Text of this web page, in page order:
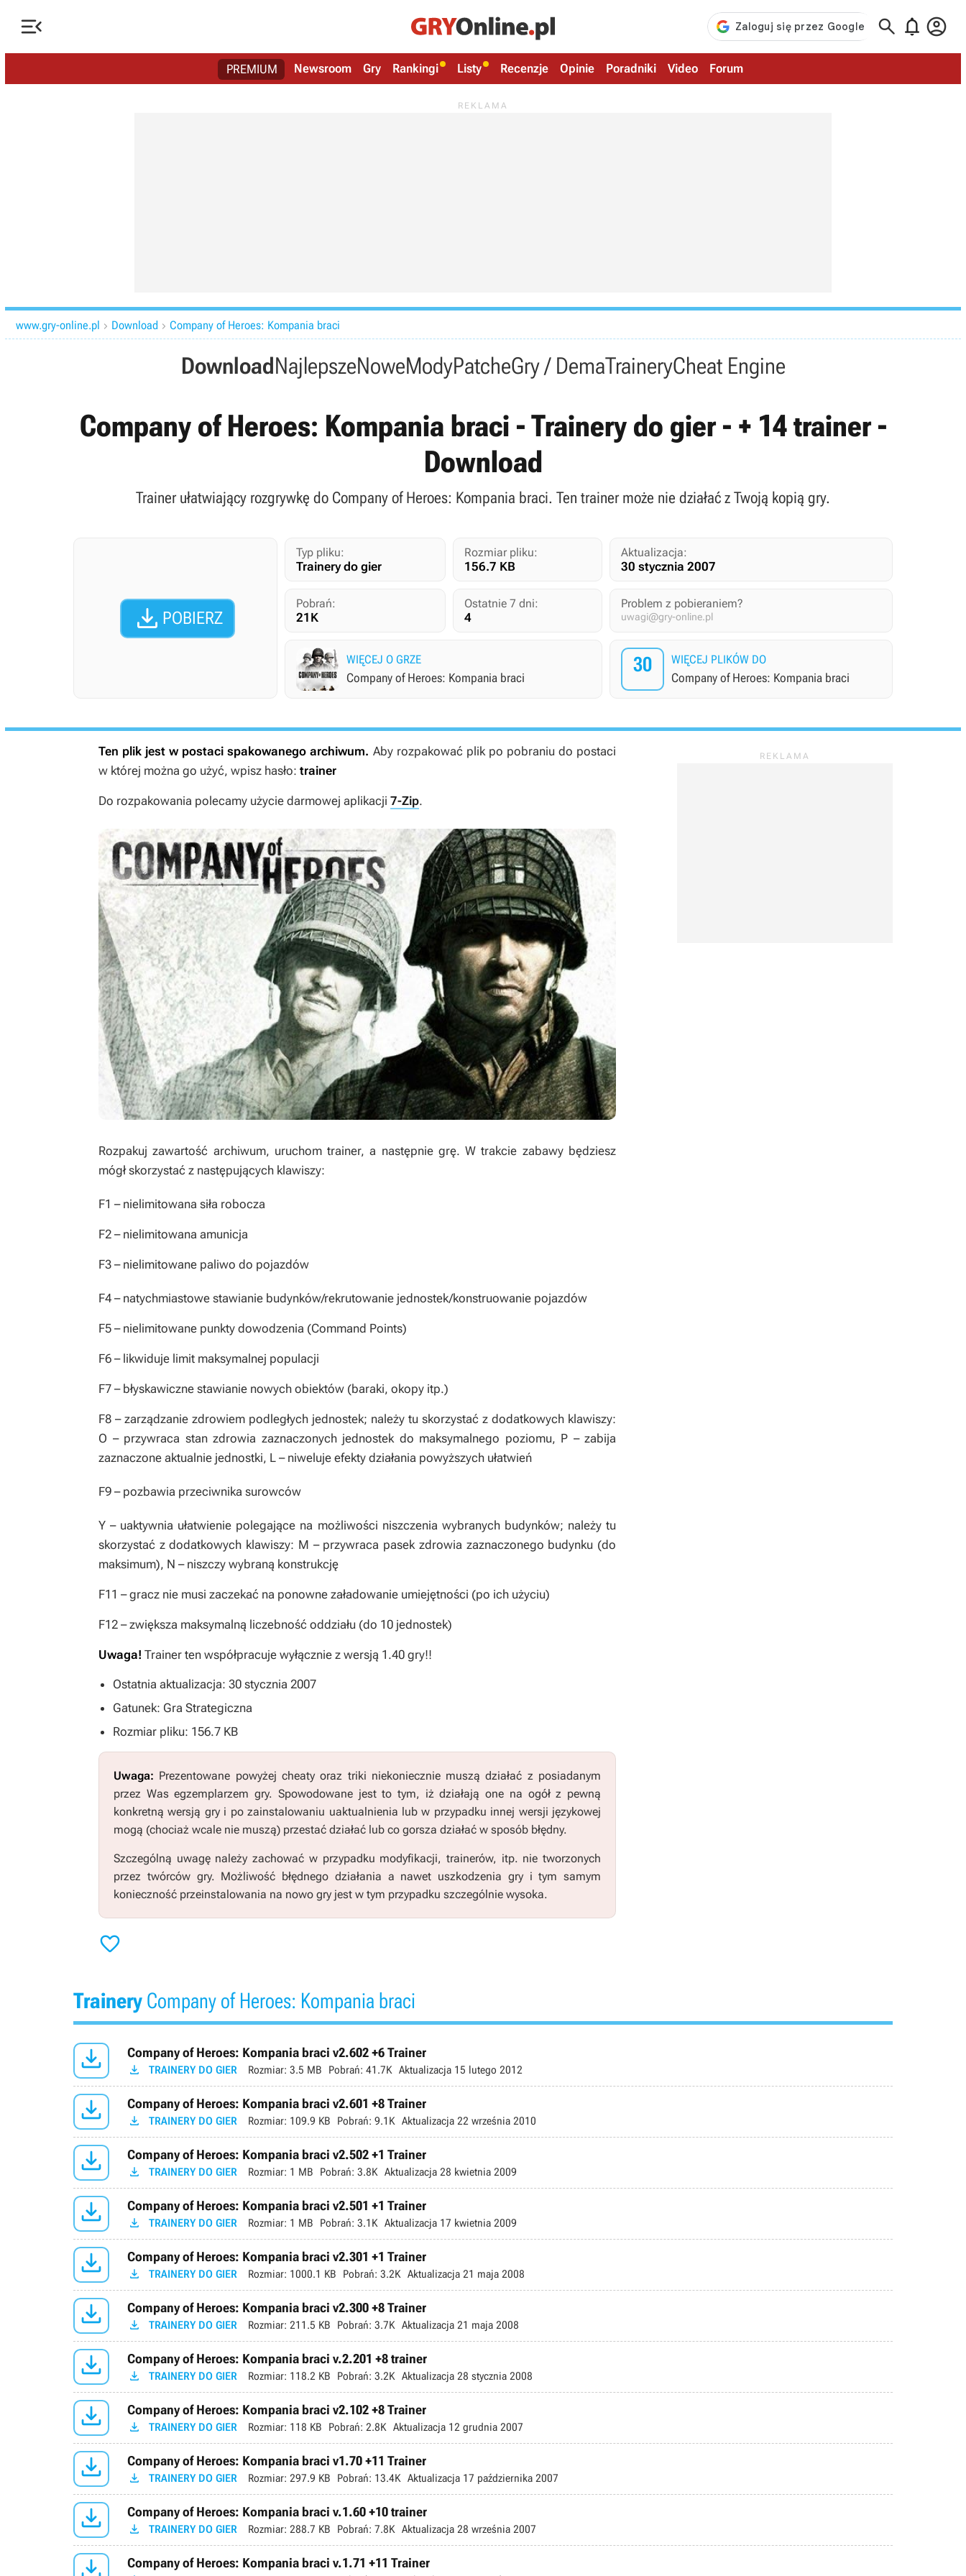
   
PREMIUM Newsroom Gry Rankingi Listy Recenzje Opinie Poradniki Video Forum
www.gry-online.pl  Download  Company of Heroes: Kompania braci
DownloadNajlepszeNoweModyPatcheGry / DemaTraineryCheat Engine
Company of Heroes: Kompania braci - Trainery do gier - + 14 trainer -
Download
Trainer ułatwiający rozgrywkę do Company of Heroes: Kompania braci. Ten trainer może nie działać z Twoją kopią gry.
 POBIERZ
Typ pliku:
Trainery do gier
Rozmiar pliku:
156.7 KB
Aktualizacja:
30 stycznia 2007
Pobrań:
21K
Ostatnie 7 dni:
4
Problem z pobieraniem?
uwagi@gry-online.pl
WIĘCEJ O GRZE
Company of Heroes: Kompania braci
30 WIĘCEJ PLIKÓW DO
Company of Heroes: Kompania braci
Ten plik jest w postaci spakowanego archiwum. Aby rozpakować plik po pobraniu do postaci
w której można go użyć, wpisz hasło: trainer
Do rozpakowania polecamy użycie darmowej aplikacji 7-Zip.
Rozpakuj zawartość archiwum, uruchom trainer, a następnie grę. W trakcie zabawy będziesz
mógł skorzystać z następujących klawiszy:
F1 – nielimitowana siła robocza
F2 – nielimitowana amunicja
F3 – nielimitowane paliwo do pojazdów
F4 – natychmiastowe stawianie budynków/rekrutowanie jednostek/konstruowanie pojazdów
F5 – nielimitowane punkty dowodzenia (Command Points)
F6 – likwiduje limit maksymalnej populacji
F7 – błyskawiczne stawianie nowych obiektów (baraki, okopy itp.)
F8 – zarządzanie zdrowiem podległych jednostek; należy tu skorzystać z dodatkowych klawiszy:
O – przywraca stan zdrowia zaznaczonych jednostek do maksymalnego poziomu, P – zabija
zaznaczone aktualnie jednostki, L – niweluje efekty działania powyższych ułatwień
F9 – pozbawia przeciwnika surowców
Y– uaktywnia ułatwienie polegające na możliwości niszczenia wybranych budynków; należy tu
skorzystać z dodatkowych klawiszy: M – przywraca pasek zdrowia zaznaczonego budynku (do
maksimum), N – niszczy wybraną konstrukcję
F11 – gracz nie musi zaczekać na ponowne załadowanie umiejętności (po ich użyciu)
F12 – zwiększa maksymalną liczebność oddziału (do 10 jednostek)
Uwaga! Trainer ten współpracuje wyłącznie z wersją 1.40 gry!!
Ostatnia aktualizacja: 30 stycznia 2007
Gatunek: Gra Strategiczna
Rozmiar pliku: 156.7 KB
Uwaga: Prezentowane powyżej cheaty oraz triki niekoniecznie muszą działać z posiadanym
przez Was egzemplarzem gry. Spowodowane jest to tym, iż działają one na ogół z pewną
konkretną wersją gry i po zainstalowaniu uaktualnienia lub w przypadku innej wersji językowej
mogą (chociaż wcale nie muszą) przestać działać lub co gorsza działać w sposób błędny.
Szczególną uwagę należy zachować w przypadku modyfikacji, trainerów, itp. nie tworzonych
przez twórców gry. Możliwość błędnego działania a nawet uszkodzenia gry i tym samym
konieczność przeinstalowania na nowo gry jest w tym przypadku szczególnie wysoka.

Trainery Company of Heroes: Kompania braci
 Company of Heroes: Kompania braci v2.602 +6 Trainer
 TRAINERY DO GIER Rozmiar: 3.5 MB Pobrań: 41.7K Aktualizacja 15 lutego 2012
 Company of Heroes: Kompania braci v2.601 +8 Trainer
 TRAINERY DO GIER Rozmiar: 109.9 KB Pobrań: 9.1K Aktualizacja 22 września 2010
 Company of Heroes: Kompania braci v2.502 +1 Trainer
 TRAINERY DO GIER Rozmiar: 1 MB Pobrań: 3.8K Aktualizacja 28 kwietnia 2009
 Company of Heroes: Kompania braci v2.501 +1 Trainer
 TRAINERY DO GIER Rozmiar: 1 MB Pobrań: 3.1K Aktualizacja 17 kwietnia 2009
 Company of Heroes: Kompania braci v2.301 +1 Trainer
 TRAINERY DO GIER Rozmiar: 1000.1 KB Pobrań: 3.2K Aktualizacja 21 maja 2008
 Company of Heroes: Kompania braci v2.300 +8 Trainer
 TRAINERY DO GIER Rozmiar: 211.5 KB Pobrań: 3.7K Aktualizacja 21 maja 2008
 Company of Heroes: Kompania braci v.2.201 +8 trainer
 TRAINERY DO GIER Rozmiar: 118.2 KB Pobrań: 3.2K Aktualizacja 28 stycznia 2008
 Company of Heroes: Kompania braci v2.102 +8 Trainer
 TRAINERY DO GIER Rozmiar: 118 KB Pobrań: 2.8K Aktualizacja 12 grudnia 2007
 Company of Heroes: Kompania braci v1.70 +11 Trainer
 TRAINERY DO GIER Rozmiar: 297.9 KB Pobrań: 13.4K Aktualizacja 17 października 2007
 Company of Heroes: Kompania braci v.1.60 +10 trainer
 TRAINERY DO GIER Rozmiar: 288.7 KB Pobrań: 7.8K Aktualizacja 28 września 2007
 Company of Heroes: Kompania braci v.1.71 +11 Trainer